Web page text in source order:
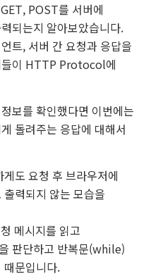
POST를 서버에
되는지 알아보았습니다.
트, 서버 간 요청과 응답을
들이 HTTP Protocol에
보를 확인했다면 이번에는
돌려주는 응답에 대해서
도 요청 후 브라우저에
력되지 않는 모습을
메시지를 읽고
판단하고 반복문(while)
때문입니다.